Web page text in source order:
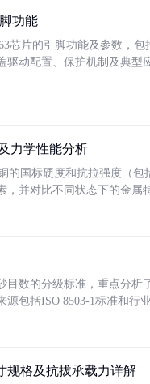
功能
芯片的引脚功能及参数，
驱动配置、保护机制及典型
力学性能分析
的国标硬度和抗拉强度（包
，并对比不同状态下的金属
目数的分级标准，重点分析
源包括ISO 8503-1标准和行
规格及抗拔承载力详解